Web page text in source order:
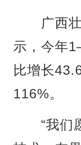
广西壮
示，今年
比增长
116%。
“我们愿